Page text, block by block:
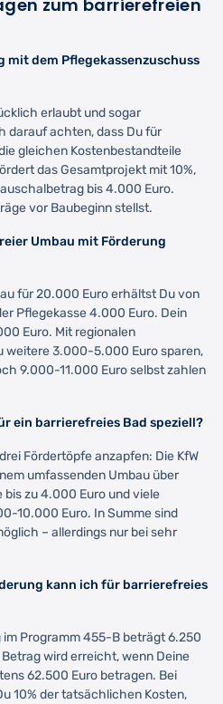
zum barrierefreien
mit dem Pflegekassenzuschuss
erlaubt und sogar
darauf achten, dass Du für
gleichen Kostenbestandteile
das Gesamtprojekt mit 10%,
bis 4.000 Euro.
vor Baubeginn stellst.
Umbau mit Förderung
für 20.000 Euro erhältst Du von
Pflegekasse 4.000 Euro. Dein
Euro. Mit regionalen
weitere 3.000-5.000 Euro sparen,
9.000-11.000 Euro selbst zahlen
ein barrierefreies Bad speziell?
Fördertöpfe anzapfen: Die KfW
umfassenden Umbau über
bis zu 4.000 Euro und viele
10.000 Euro. In Summe sind
– allerdings nur bei sehr
kann ich für barrierefreies
Programm 455-B beträgt 6.250
wird erreicht, wenn Deine
62.500 Euro betragen. Bei
10% der tatsächlichen Kosten,